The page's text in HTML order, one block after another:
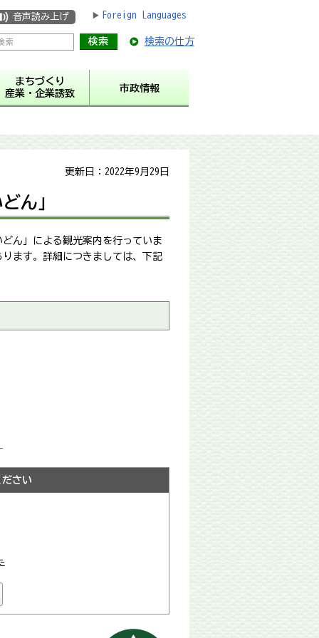
音声読み上げ Foreign Languages
検索の仕方
まちづくり
産業・企業誘致
市政情報
更新日：2022年9月29日
ん」
ん」による観光案内を行っていま
ます。詳細につきましては、下記
さい